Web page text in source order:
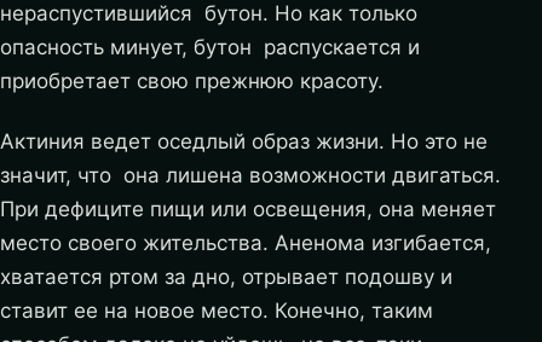
нераспустившийся бутон. Но как только
опасность минует, бутон распускается и
приобретает свою прежнюю красоту.
Актиния ведет оседлый образ жизни. Но это не
значит, что она лишена возможности двигаться.
При дефиците пищи или освещения, она меняет
место своего жительства. Аненома изгибается,
хватается ртом за дно, отрывает подошву и
ставит ее на новое место. Конечно, таким